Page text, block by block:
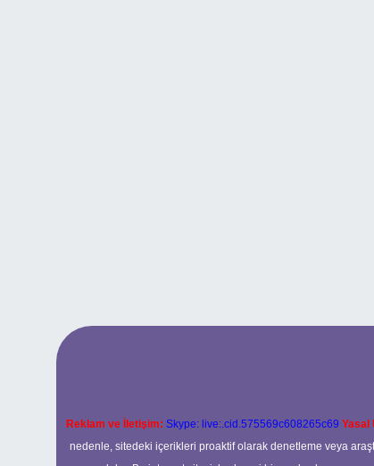
Reklam ve İletişim: Skype: live:.cid.575569c608265c69 Yasal
nedenle, sitedeki içerikleri proaktif olarak denetleme veya